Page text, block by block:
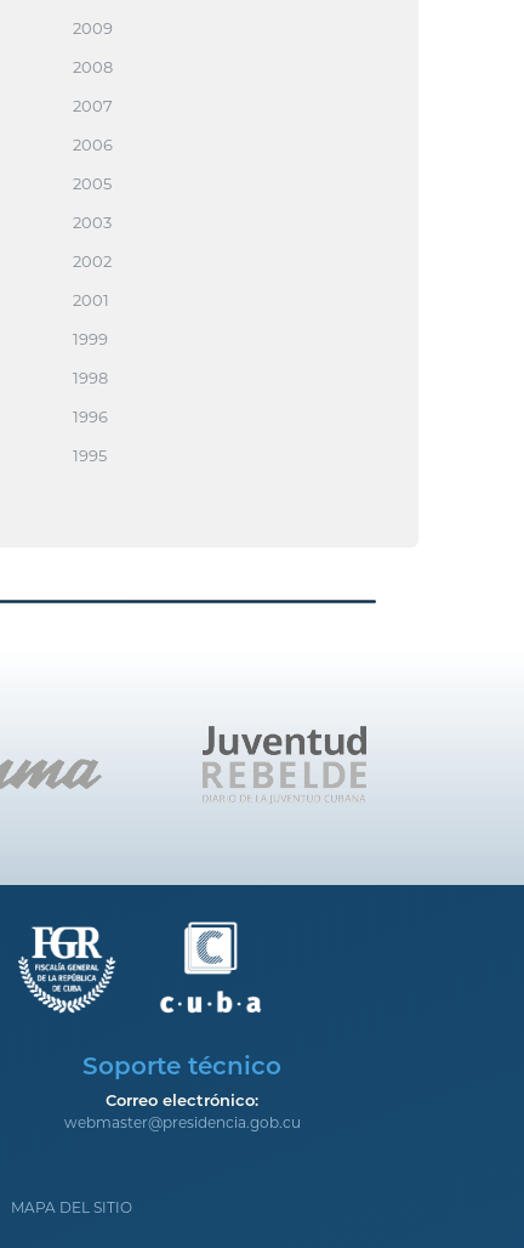
2009
2008
2007
2006
2005
2003
2002
2001
1999
1998
1996
1995
Soporte técnico
Correo electrónico:
webmaster@presidencia.gob.cu
MAPA DEL SITIO